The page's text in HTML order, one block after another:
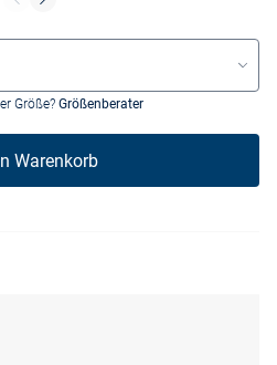
Größe? Größenberater
Warenkorb